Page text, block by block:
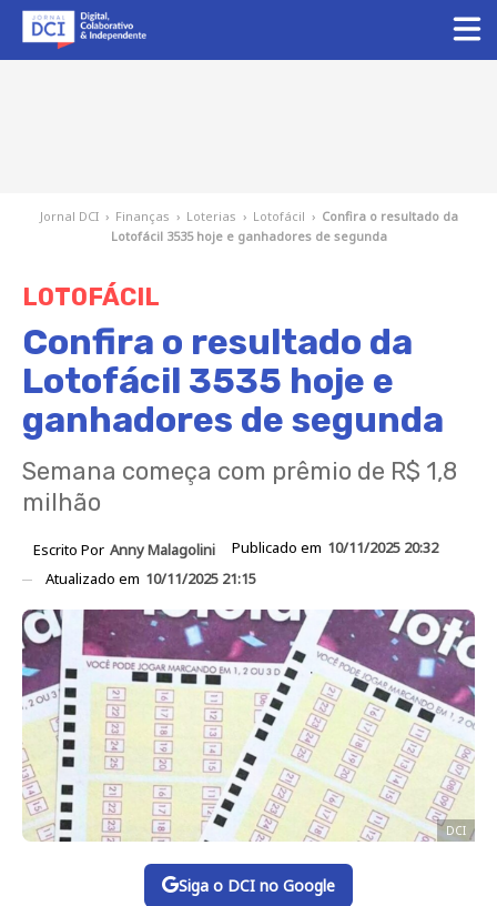
Jornal DCI › Finanças › Loterias › Lotofácil › Confira o resultado da
Lotofácil 3535 hoje e ganhadores de segunda
LOTOFÁCIL
Confira o resultado da
Lotofácil 3535 hoje e
ganhadores de segunda
Semana começa com prêmio de R$ 1,8
milhão
Escrito Por Anny Malagolini Publicado em 10/11/2025 20:32
Atualizado em 10/11/2025 21:15
DCI
Siga o DCI no Google